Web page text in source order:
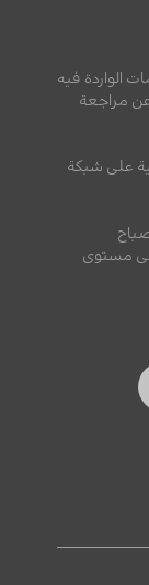
الواردة فيه
مراجعة
على شبكة
مستوى